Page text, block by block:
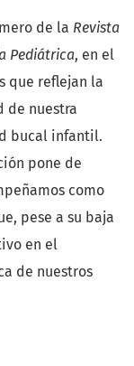
de la Revista
Pediátrica, en el
que reflejan la
de nuestra
bucal infantil.
pone de
como
pese a su baja
en el
de nuestros